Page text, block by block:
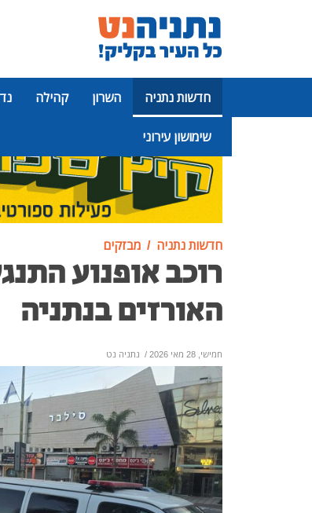
חדשות נתניה השרון קהילה
שימושון עירוני
פרסומת
חדשות נתניה מבזקים
רוכב אופנוע
האורזים בנתניה
חמישי, 28 מאי 2026 / נתניה נט